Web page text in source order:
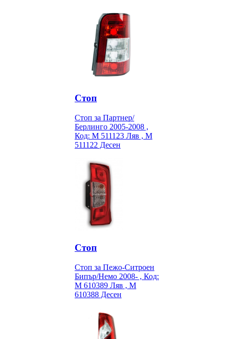
Стоп
Стоп за Партнер/
Берлинго 2005-2008 ,
Код: M 511123 Ляв , M
511122 Десен
Стоп
Стоп за Пежо-Ситроен
Бипър/Немо 2008- , Код:
M 610389 Ляв , M
610388 Десен